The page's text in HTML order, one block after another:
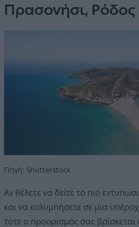
Πρασονήσι, Ρόδος
Πηγή: Shutterstock
Αν θέλετε να δείτε το πιο
και να κολυμπήσετε σε μια
τότε ο προορισμός σας βρίσκεται